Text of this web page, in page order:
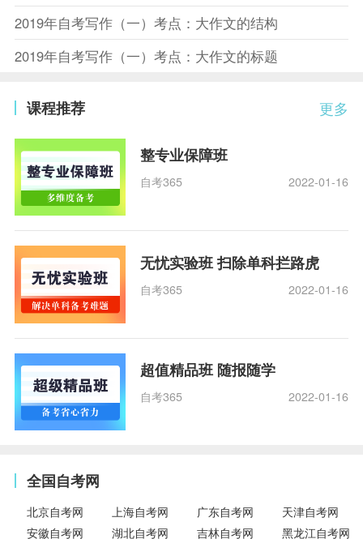
2019年自考写作（一）考点：大作文的结构
2019年自考写作（一）考点：大作文的标题
更多
课程推荐
整专业保障班
自考365 2022-01-16
无忧实验班 扫除单科拦路虎
自考365 2022-01-16
超值精品班 随报随学
自考365 2022-01-16
全国自考网
北京自考网 上海自考网 广东自考网
天津自考网
安徽自考网
湖北自考网 吉林自考网 黑龙江自考网